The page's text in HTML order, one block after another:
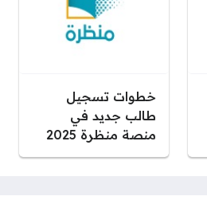
خطوات تسجيل
طالب جديد في
منصة منظرة 2025